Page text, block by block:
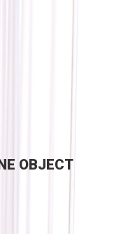
OBJECT